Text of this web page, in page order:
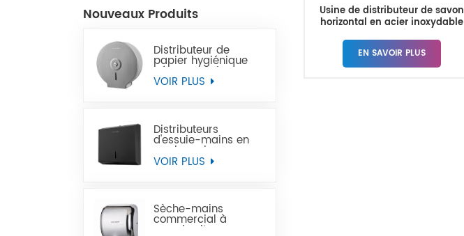
Nouveaux Produits
Distributeur de
papier hygiénique
géant en acier
inoxydable à
VOIR PLUS
Distributeurs
d'essuie-mains en
papier noir
commercial en acier
VOIR PLUS
Sèche-mains
commercial à
grande vitesse pour
Usine de distributeur de savon
horizontal en acier inoxydable
EN SAVOIR PLUS